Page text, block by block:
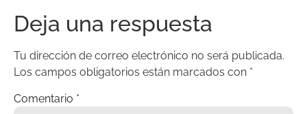
Deja una respuesta
Tu dirección de correo electrónico no será publicada.
Los campos obligatorios están marcados con *
Comentario *